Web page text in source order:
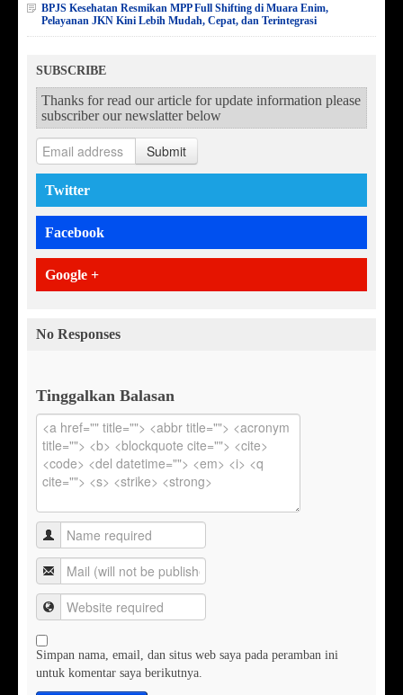
BPJS Kesehatan Resmikan MPP Full Shifting di Muara Enim,
Pelayanan JKN Kini Lebih Mudah, Cepat, dan Terintegrasi
SUBSCRIBE
Thanks for read our article for update information please
subscriber our newslatter below
Submit
Twitter
Facebook
Google +
No Responses
Tinggalkan Balasan
Simpan nama, email, dan situs web saya pada peramban ini
untuk komentar saya berikutnya.